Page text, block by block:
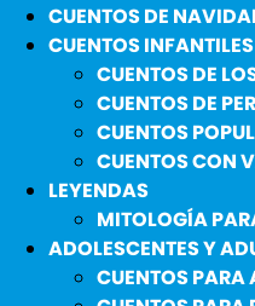
CUENTOS DE
CUENTOS INFANTILES
CUENTOS DE
CUENTOS DE
CUENTOS
CUENTOS CON
LEYENDAS
MITOLOGÍA
ADOLESCENTES Y
CUENTOS PARA